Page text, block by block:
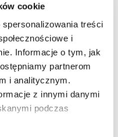
cookie
treści
i
Informacje o tym, jak
partnerom
i analitycznym.
z innymi danymi
podczas